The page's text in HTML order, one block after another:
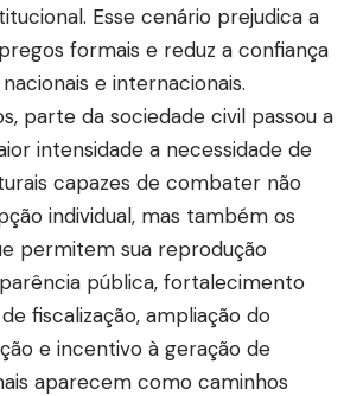
Esse cenário prejudica a
formais e reduz a confiança
e internacionais.
parte da sociedade civil passou a
intensidade a necessidade de
capazes de combater não
individual, mas também os
permitem sua reprodução
pública, fortalecimento
fiscalização, ampliação do
e incentivo à geração de
aparecem como caminhos